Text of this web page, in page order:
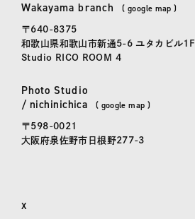
和歌山事務所
Wakayama branch (google map )
〒640-8375
和歌山県和歌山市新通5-6 ユタカビル1F
Studio RICO ROOM 4
かしこまらない写真館「
Photo Studio
/ nichinichica ( google map )
〒598-0021
大阪府泉佐野市日根野277-3
X